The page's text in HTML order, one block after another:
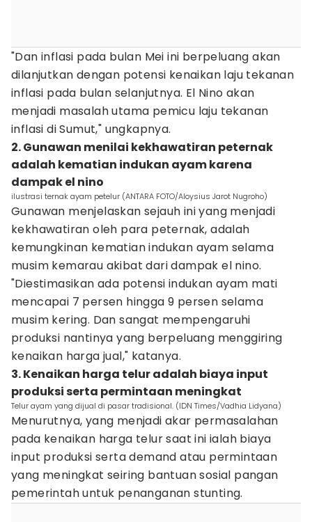
"Dan inflasi pada bulan Mei ini berpeluang akan
dilanjutkan dengan potensi kenaikan laju tekanan
inflasi pada bulan selanjutnya. El Nino akan
menjadi masalah utama pemicu laju tekanan
inflasi di Sumut," ungkapnya.
2. Gunawan menilai kekhawatiran peternak
adalah kematian indukan ayam karena
dampak el nino
ilustrasi ternak ayam petelur (ANTARA FOTO/Aloysius Jarot Nugroho)
Gunawan menjelaskan sejauh ini yang menjadi
kekhawatiran oleh para peternak, adalah
kemungkinan kematian indukan ayam selama
musim kemarau akibat dari dampak el nino.
"Diestimasikan ada potensi indukan ayam mati
mencapai 7 persen hingga 9 persen selama
musim kering. Dan sangat mempengaruhi
produksi nantinya yang berpeluang menggiring
kenaikan harga jual," katanya.
3. Kenaikan harga telur adalah biaya input
produksi serta permintaan meningkat
Telur ayam yang dijual di pasar tradisional. (IDN Times/Vadhia Lidyana)
Menurutnya, yang menjadi akar permasalahan
pada kenaikan harga telur saat ini ialah biaya
input produksi serta demand atau permintaan
yang meningkat seiring bantuan sosial pangan
pemerintah untuk penanganan stunting.